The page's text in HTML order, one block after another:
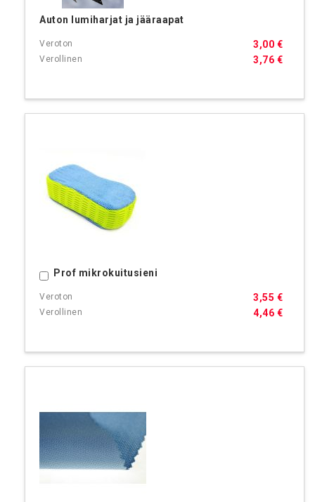
Auton lumiharjat ja jääraapat
3,76 €
3,00 €
Prof mikrokuitusieni
4,46 €
3,55 €
Ostoskoriin